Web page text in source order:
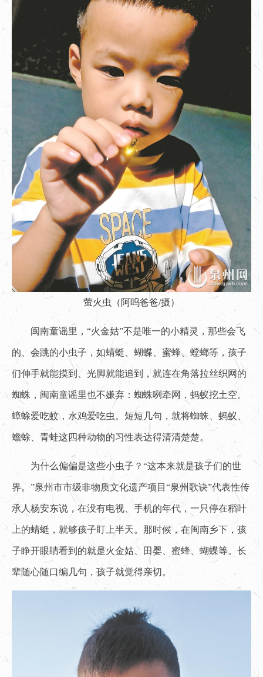
萤火虫（阿呜爸爸/摄）
闽南童谣里，“火金姑”不是唯一的小精灵，那些会飞
的、会跳的小虫子，如蜻蜓、蝴蝶、蜜蜂、螳螂等，孩子
们伸手就能摸到、光脚就能追到，就连在角落拉丝织网的
蜘蛛，闽南童谣里也不嫌弃：蜘蛛咧牵网，蚂蚁挖土空。
蟑蜍爱吃蚊，水鸡爱吃虫。短短几句，就将蜘蛛、蚂蚁、
蟾蜍、青蛙这四种动物的习性表达得清清楚楚。
为什么偏偏是这些小虫子？“这本来就是孩子们的世
界。”泉州市市级非物质文化遗产项目“泉州歌诀”代表性传
承人杨安东说，在没有电视、手机的年代，一只停在稻叶
上的蜻蜓，就够孩子盯上半天。那时候，在闽南乡下，孩
子睁开眼睛看到的就是火金姑、田婴、蜜蜂、蝴蝶等。长
辈随心随口编几句，孩子就觉得亲切。